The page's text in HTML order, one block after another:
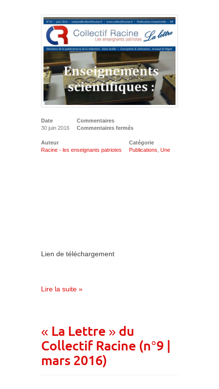
Date
30 juin 2016
Commentaires
Commentaires fermés
Auteur
Racine - les enseignants patriotes
Catégorie
Publications Une
Lien de téléchargement
Lire la suite »
« La Lettre » du
Collectif Racine (n°9 |
mars 2016)